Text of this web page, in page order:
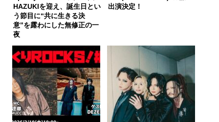
HAZUKIを迎え、誕生日とい
う節目に“共に生きる決
意”を露わにした無修正の一
夜
出演決定！